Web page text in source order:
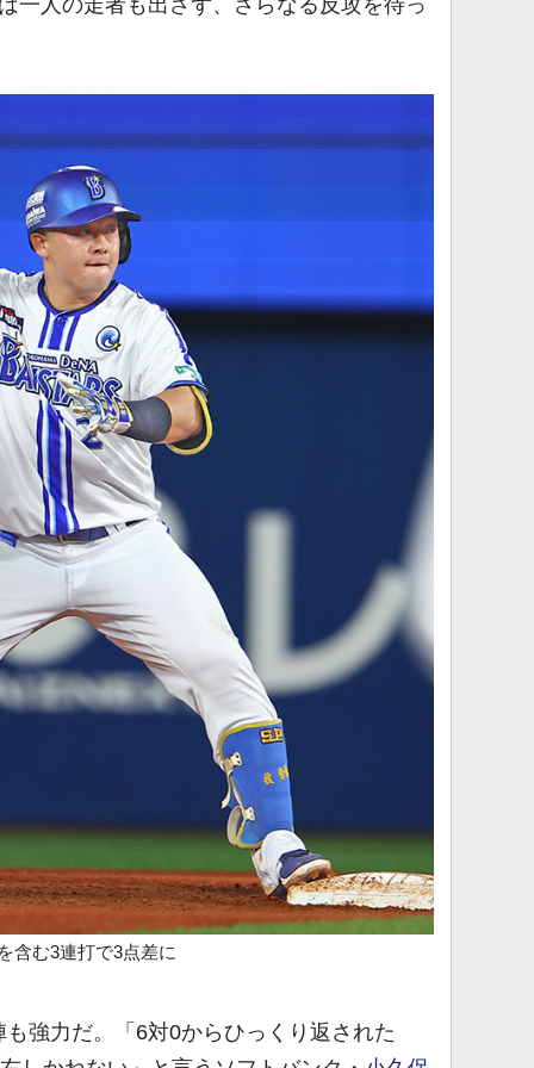
一人の走者も出さず、さらなる反攻を待っ
含む3連打で3点差に
強力だ。「6対0からひっくり返された